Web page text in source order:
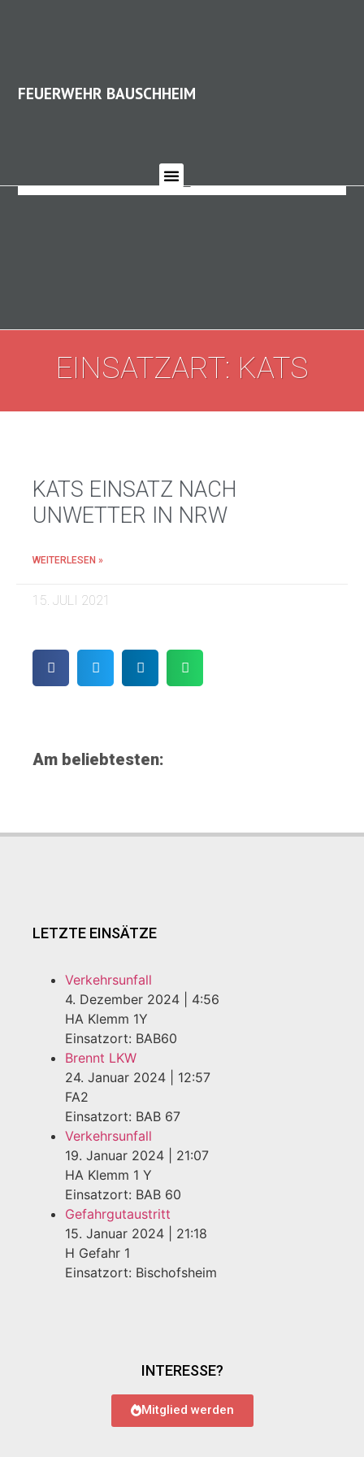
FEUERWEHR BAUSCHHEIM
EINSATZART: KATS
KATS EINSATZ NACH
UNWETTER IN NRW
WEITERLESEN »
15. JULI 2021
Am beliebtesten:
LETZTE EINSÄTZE
Verkehrsunfall
4. Dezember 2024
4:56
HA Klemm 1Y
Einsatzort: BAB60
Brennt LKW
24. Januar 2024
12:57
FA2
Einsatzort: BAB 67
Verkehrsunfall
19. Januar 2024
21:07
HA Klemm 1 Y
Einsatzort: BAB 60
Gefahrgutaustritt
15. Januar 2024
21:18
H Gefahr 1
Einsatzort: Bischofsheim
INTERESSE?
Mitglied werden